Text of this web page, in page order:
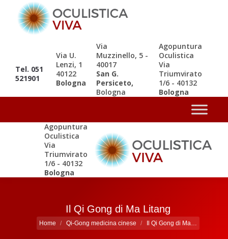
Tel. 051
521901
Via U.
Lenzi, 1
40122
Bologna
Via
Muzzinello, 5 -
40017
San G.
Persiceto,
Bologna
Agopuntura
Oculistica
Via
Triumvirato
1/6 - 40132
Bologna
Agopuntura
Oculistica
Via
Triumvirato
1/6 - 40132
Bologna
Il Qi Gong di Ma Litang
Tu sei qui:
Home Qi-Gong medicina cinese Il Qi Gong di Ma…